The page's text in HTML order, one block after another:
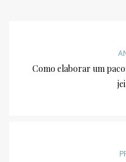
Como elaborar um